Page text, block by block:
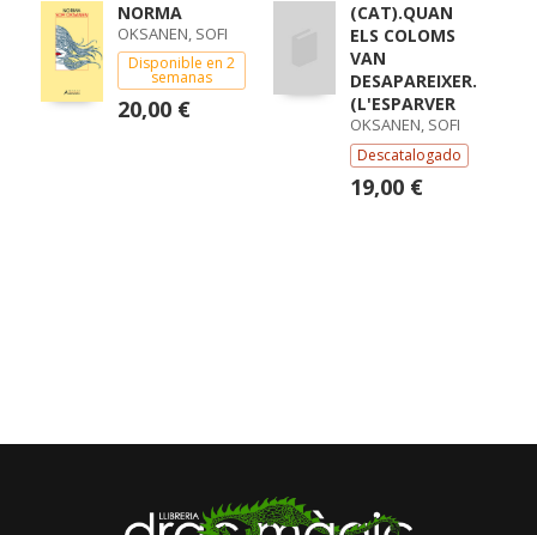
NORMA
OKSANEN, SOFI
Disponible en 2
semanas
20,00 €
(CAT).QUAN
ELS COLOMS
VAN
DESAPAREIXER.
(L'ESPARVER
OKSANEN, SOFI
Descatalogado
19,00 €